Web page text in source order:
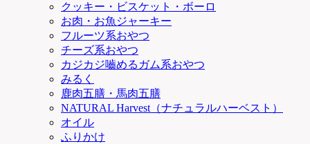
クッキー・ビスケット・ボーロ
お肉・お魚ジャーキー
フルーツ系おやつ
チーズ系おやつ
カジカジ嚙めるガム系おやつ
みるく
鹿肉五膳・馬肉五膳
NATURAL Harvest（ナチュラルハーベスト）
オイル
ふりかけ